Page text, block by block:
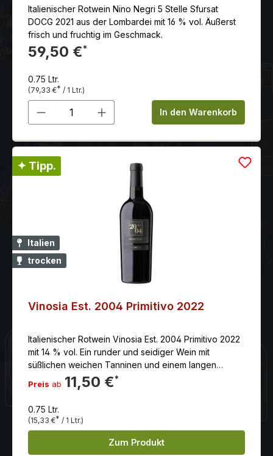
Italienischer Rotwein Nino Negri 5 Stelle Sfursat
DOCG 2021 aus der Lombardei mit 16 % vol. Äußerst
frisch und fruchtig im Geschmack.
59,50 €*
0.75 Ltr.
(79,33 €* / 1 Ltr.)
Produkt Anzahl: Gib denIn den Warenkorb
✦ Tipp.
Italien
trocken
Vinosia Est. 2004 Primitivo 2022
Italienischer Rotwein Vinosia Est. 2004 Primitivo 2022
mit 14 % vol. Ein runder und seidiger Wein mit
süßlichen weichen Tanninen und einem langen
Nachgang. Aus handgelesenen Tauben der besten
Lagen Vinosia‘s gewonnen.
Preis ab 11,50 €*
0.75 Ltr.
(15,33 €* / 1 Ltr.)
Zum Produkt